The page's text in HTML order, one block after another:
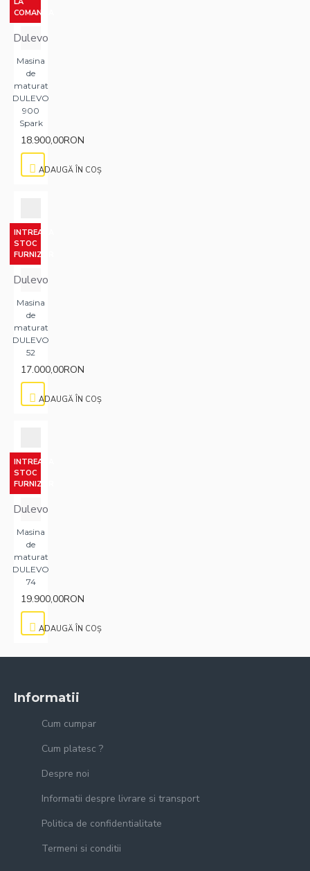
COMANDA
Dulevo
Masina
de
maturat
DULEVO
900
Spark
18.900,00RON
ADAUGĂ ÎN COŞ
INTREABA
STOC
FURNIZOR
Dulevo
Masina
de
maturat
DULEVO
52
17.000,00RON
ADAUGĂ ÎN COŞ
INTREABA
STOC
FURNIZOR
Dulevo
Masina
de
maturat
DULEVO
74
19.900,00RON
ADAUGĂ ÎN COŞ
Informatii
Cum cumpar
Cum platesc ?
Despre noi
Informatii despre livrare si transport
Politica de confidentialitate
Termeni si conditii